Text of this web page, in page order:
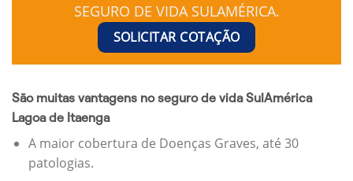
SEGURO DE VIDA SULAMÉRICA.
SOLICITAR COTAÇÃO
São muitas vantagens no seguro de vida SulAmérica
Lagoa de Itaenga
A maior cobertura de Doenças Graves, até 30
patologias.